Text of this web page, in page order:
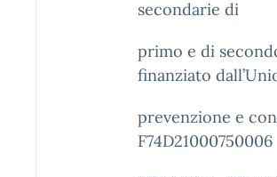
secondarie di
primo e di
finanziato
prevenzione e
F74D21000750006